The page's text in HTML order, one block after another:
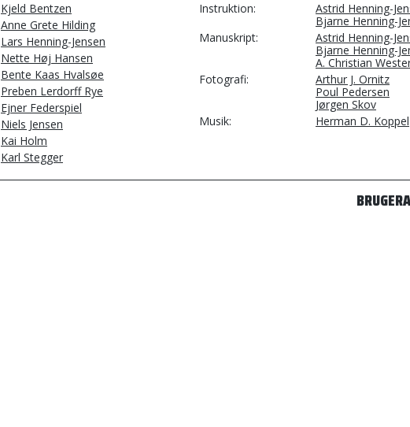
Kjeld Bentzen
Anne Grete Hilding
Lars Henning-Jensen
Nette Høj Hansen
Bente Kaas Hvalsøe
Preben Lerdorff Rye
Ejner Federspiel
Niels Jensen
Kai Holm
Karl Stegger
Instruktion
Astrid Henning-
Bjarne Henning-
Manuskript
Astrid Henning-
Bjarne Henning-
A. Christian
Fotografi
Arthur J. Ornitz
Poul Pedersen
Jørgen Skov
Musik
Herman D. Koppel